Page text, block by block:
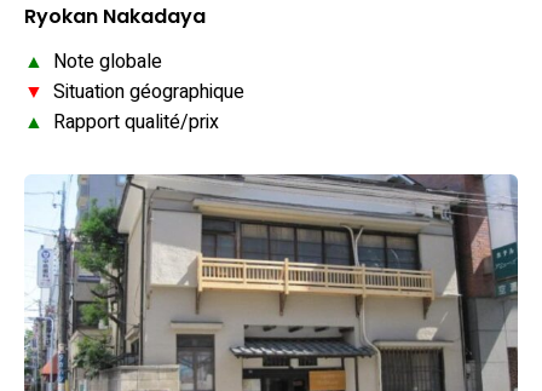
Ryokan Nakadaya
▲ Note globale
▼ Situation géographique
▲ Rapport qualité/prix